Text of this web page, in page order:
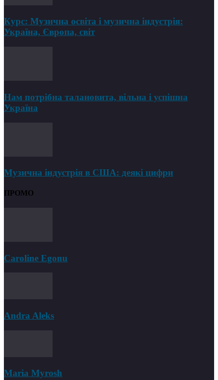
Курс: Музична освіта і музична індустрія:
Україна, Європа, світ
Нам потрібна талановита, вільна і успішна
Україна
Музична індустрія в США: деякі цифри
ПРОМО
Caroline Egonu
Andra Aleks
Maria Myrosh